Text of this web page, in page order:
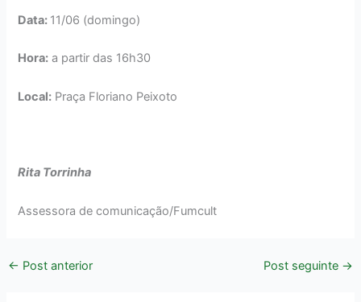
Data: 11/06 (domingo)
Hora: a partir das 16h30
Local: Praça Floriano Peixoto
Rita Torrinha
Assessora de comunicação/Fumcult
← Post anterior Post seguinte →